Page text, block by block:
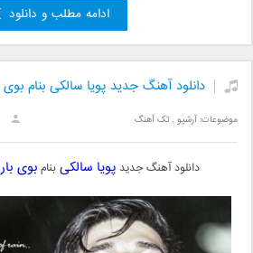
ادامه مطلب و دانلود
دانلود آهنگ جدید پویا سالکی بنام بوی
موضوعات:آرشیو ,تک آهنگ
دانلود آهنگ جدیدپویا سالکیبنامبوی